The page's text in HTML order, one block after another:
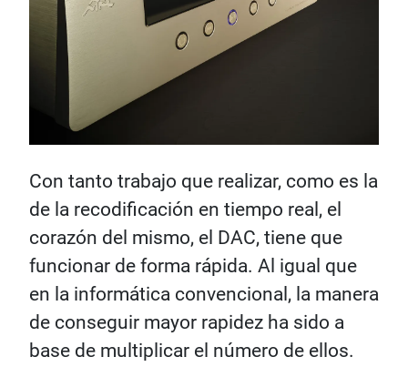
Con tanto trabajo que realizar, como es la
de la recodificación en tiempo real, el
corazón del mismo, el DAC, tiene que
funcionar de forma rápida. Al igual que
en la informática convencional, la manera
de conseguir mayor rapidez ha sido a
base de multiplicar el número de ellos.